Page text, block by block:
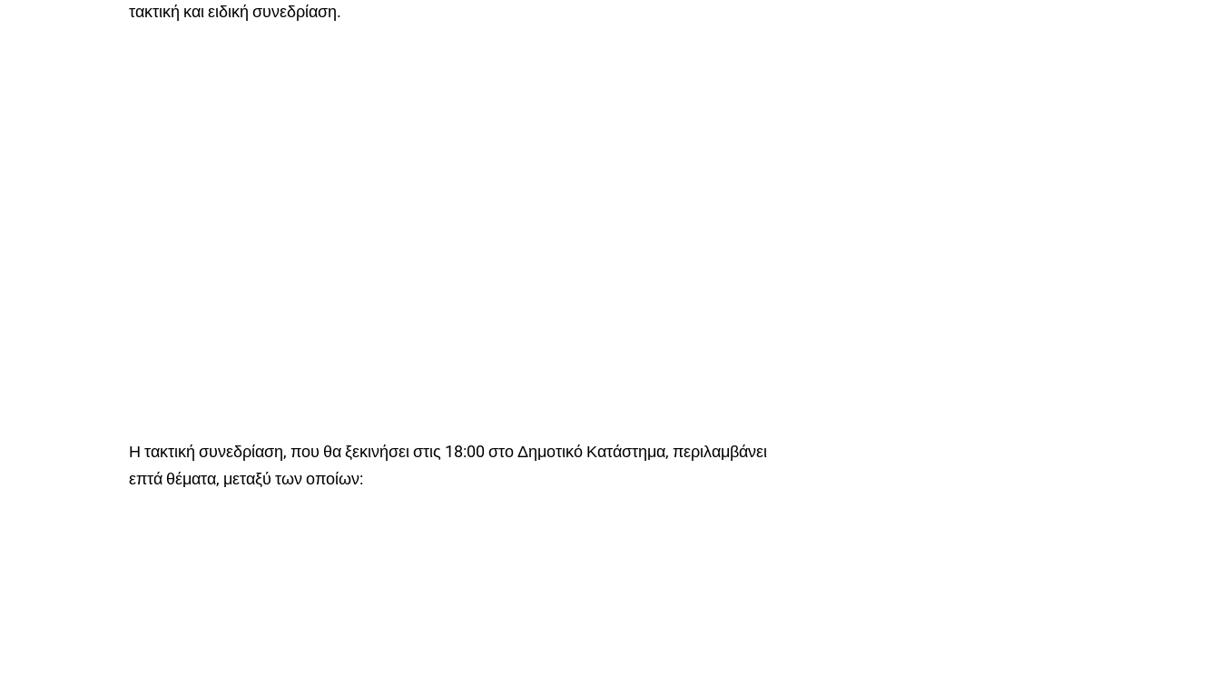
τακτική και ειδική συνεδρίαση.
Η τακτική συνεδρίαση, που θα ξεκινήσει στις 18:00 στο Δημοτικό Κατάστημα, περιλαμβάνει
επτά θέματα, μεταξύ των οποίων: